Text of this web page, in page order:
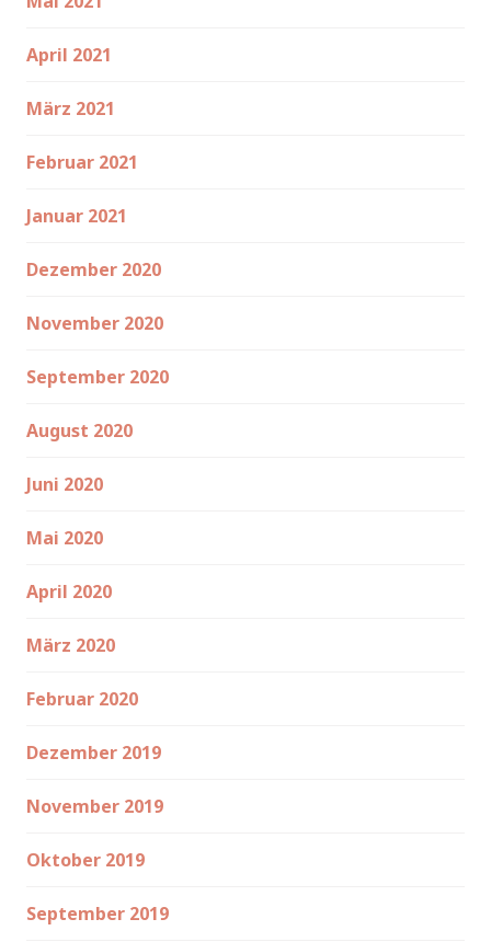
April 2021
März 2021
Februar 2021
Januar 2021
Dezember 2020
November 2020
September 2020
August 2020
Juni 2020
Mai 2020
April 2020
März 2020
Februar 2020
Dezember 2019
November 2019
Oktober 2019
September 2019